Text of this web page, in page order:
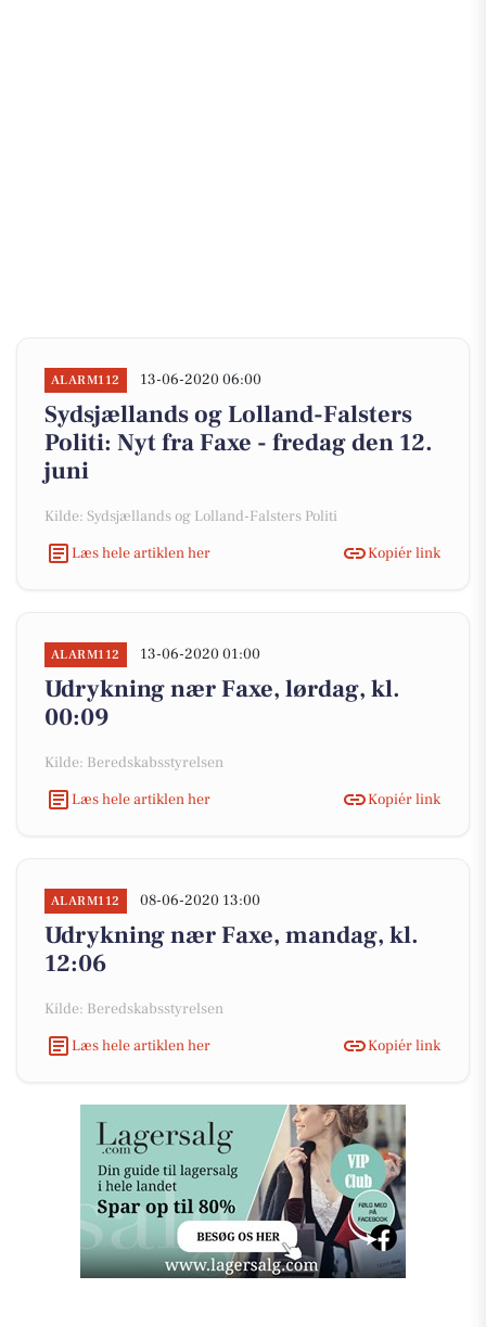
ALARM112 13-06-2020 06:00
Sydsjællands og Lolland-Falsters
Politi: Nyt fra Faxe - fredag den 12.
juni
Kilde: Sydsjællands og Lolland-Falsters Politi
Læs hele artiklen her
Kopiér link
ALARM112 13-06-2020 01:00
Udrykning nær Faxe, lørdag, kl.
00:09
Kilde: Beredskabsstyrelsen
Læs hele artiklen her
Kopiér link
ALARM112 08-06-2020 13:00
Udrykning nær Faxe, mandag, kl.
12:06
Kilde: Beredskabsstyrelsen
Læs hele artiklen her
Kopiér link